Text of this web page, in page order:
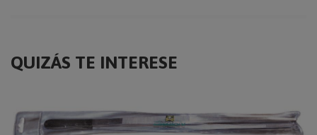
QUIZÁS TE INTERESE